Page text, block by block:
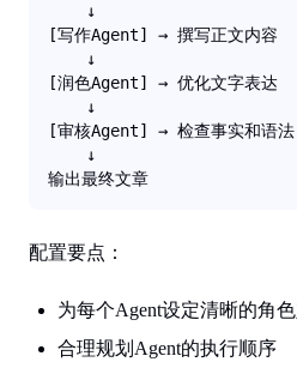
    ↓
[写作Agent] → 撰写正文内容
    ↓
[润色Agent] → 优化文字表达
    ↓
[审核Agent] → 检查事实和语法
    ↓
输出最终文章
配置要点 ：
为每个Agent设定清晰的角
合理规划Agent的执行顺序